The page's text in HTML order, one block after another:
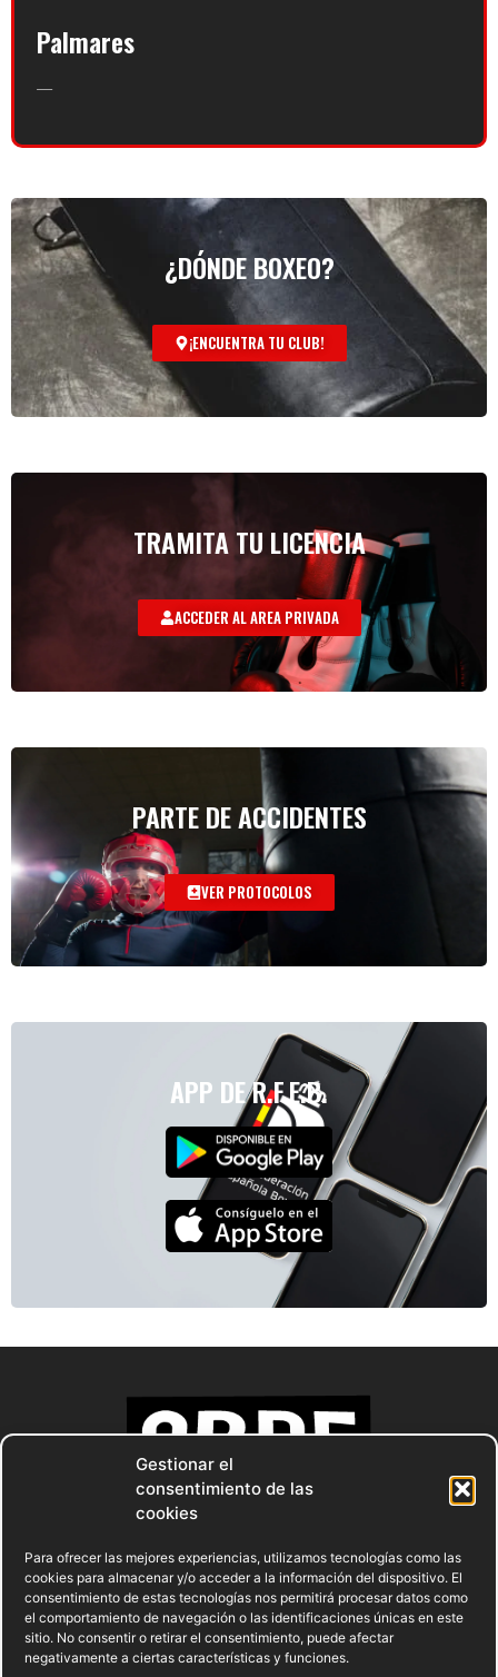
Gestionar el
consentimiento de las
cookies
Para ofrecer las mejores experiencias, utilizamos tecnologías como las
cookies para almacenar y/o acceder a la información del dispositivo. El
consentimiento de estas tecnologías nos permitirá procesar datos como
el comportamiento de navegación o las identificaciones únicas en este
sitio. No consentir o retirar el consentimiento, puede afectar
negativamente a ciertas características y funciones.
Palmares
—
¿DÓNDE BOXEO?
¡ENCUENTRA TU CLUB!
TRAMITA TU LICENCIA
ACCEDER AL AREA PRIVADA
PARTE DE ACCIDENTES
VER PROTOCOLOS
APP DE R.F.E.B.